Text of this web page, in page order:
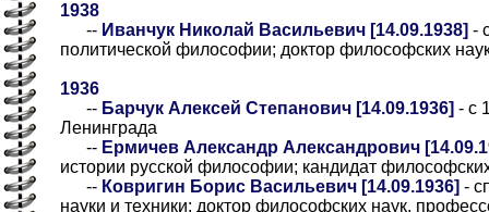
1938
-- Иванчук Николай Васильевич [14.09.1938] -
политической философии; доктор философских
1936
-- Барчук Алексей Степанович [14.09.1936] - с
Ленинграда
-- Ермичев Александр Александрович
истории русской философии; кандидат
-- Ковригин Борис Васильевич [14.09.1936] -
науки и техники; доктор философских наук,